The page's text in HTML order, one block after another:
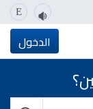
E
الدخول